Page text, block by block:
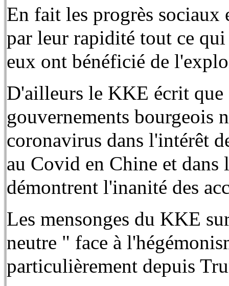
En fait les progrès sociaux
par leur rapidité tout ce
eux ont bénéficié de
D'ailleurs le KKE écrit que
gouvernements bourgeois
coronavirus dans l'intérêt
au Covid en Chine et dans
démontrent l'inanité des
Les mensonges du KKE
neutre " face à
particulièrement depuis